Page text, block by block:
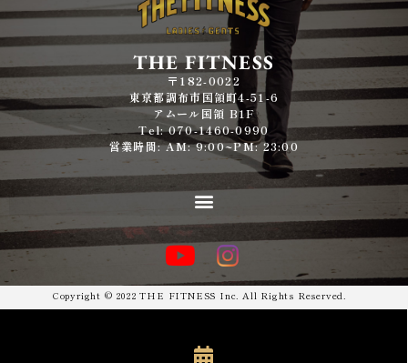
THE FITNESS
〒182-0022
東京都調布市国領町4-51-6
アムール国領 B1F
Tel: 070-1460-0990
営業時間: AM: 9:00~PM: 23:00
Copyright © 2022 THE FITNESS Inc. All Rights Reserved.